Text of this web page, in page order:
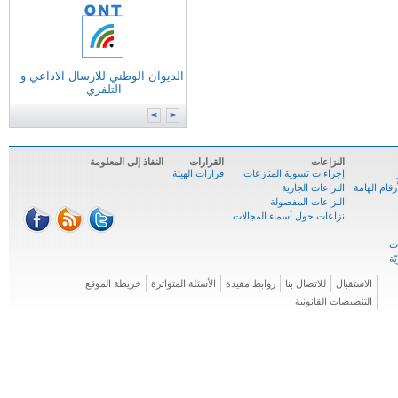
تكنولوجيات الاتصال
الديوان الوطني للارسال الاذاعي و
التلفزي
الهامة
النزاعات
إجراءات تسوية المنازعات
النزاعات الجارية
النزاعات المفصولة
نزاعات حول أسماء المجالات
القرارات
قرارات الهيئة
النفاذ إلى المعلومة
الاستقبال للاتصال بنا روابط مفيدة الأسئلة المتواترة
خريطة الموقع
التنصيصات القانونية